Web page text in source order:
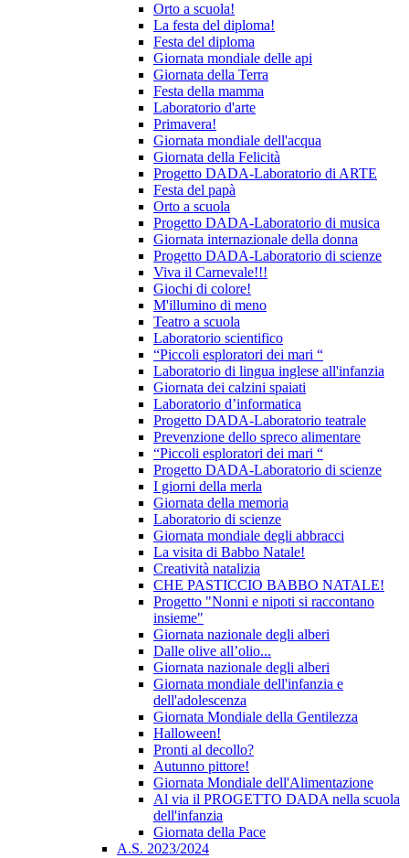
Orto a scuola!
La festa del diploma!
Festa del diploma
Giornata mondiale delle api
Giornata della Terra
Festa della mamma
Laboratorio d'arte
Primavera!
Giornata mondiale dell'acqua
Giornata della Felicità
Progetto DADA-Laboratorio di ARTE
Festa del papà
Orto a scuola
Progetto DADA-Laboratorio di musica
Giornata internazionale della donna
Progetto DADA-Laboratorio di scienze
Viva il Carnevale!!!
Giochi di colore!
M'illumino di meno
Teatro a scuola
Laboratorio scientifico
“Piccoli esploratori dei mari “
Laboratorio di lingua inglese all'infanzia
Giornata dei calzini spaiati
Laboratorio d’informatica
Progetto DADA-Laboratorio teatrale
Prevenzione dello spreco alimentare
“Piccoli esploratori dei mari “
Progetto DADA-Laboratorio di scienze
I giorni della merla
Giornata della memoria
Laboratorio di scienze
Giornata mondiale degli abbracci
La visita di Babbo Natale!
Creatività natalizia
CHE PASTICCIO BABBO NATALE!
Progetto "Nonni e nipoti si raccontano
insieme"
Giornata nazionale degli alberi
Dalle olive all’olio...
Giornata nazionale degli alberi
Giornata mondiale dell'infanzia e
dell'adolescenza
Giornata Mondiale della Gentilezza
Halloween!
Pronti al decollo?
Autunno pittore!
Giornata Mondiale dell'Alimentazione
Al via il PROGETTO DADA nella scuola
dell'infanzia
Giornata della Pace
A.S. 2023/2024